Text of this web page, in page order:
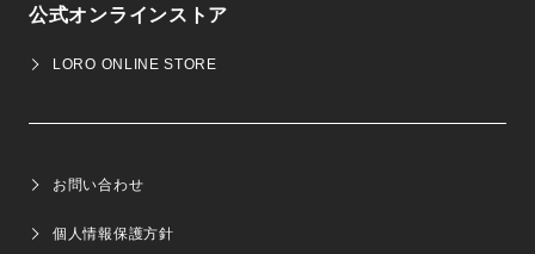
公式オンラインストア
LORO ONLINE STORE
お問い合わせ
個人情報保護方針